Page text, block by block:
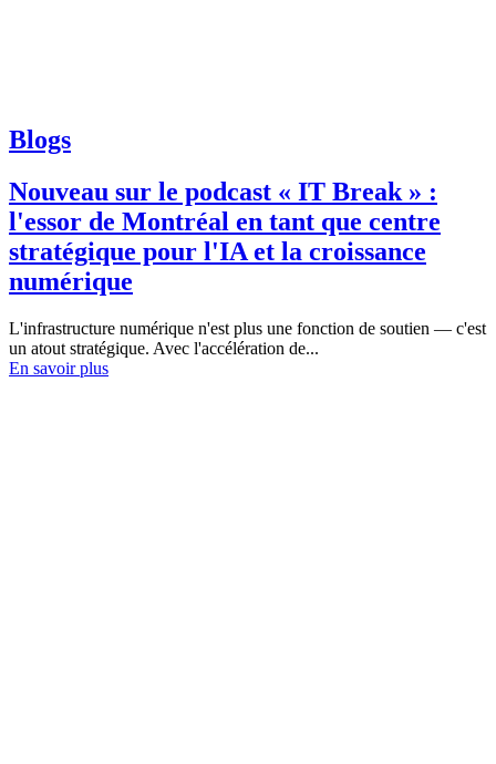
Blogs
Nouveau sur le podcast « IT Break » :
l'essor de Montréal en tant que centre
stratégique pour l'IA et la croissance
numérique
L'infrastructure numérique n'est plus une fonction de soutien — c'est
un atout stratégique. Avec l'accélération de...
En savoir plus